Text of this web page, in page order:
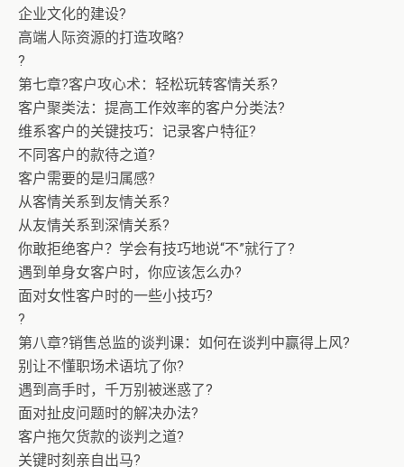
企业文化的建设?
高端人际资源的打造攻略?
?
第七章?客户攻心术：轻松玩转客情关系?
客户聚类法：提高工作效率的客户分类法?
维系客户的关键技巧：记录客户特征?
不同客户的款待之道?
客户需要的是归属感?
从客情关系到友情关系?
从友情关系到深情关系?
你敢拒绝客户？学会有技巧地说“不”就行了?
遇到单身女客户时，你应该怎么办?
面对女性客户时的一些小技巧?
?
第八章?销售总监的谈判课：如何在谈判中赢得上风?
别让不懂职场术语坑了你?
遇到高手时，千万别被迷惑了?
面对扯皮问题时的解决办法?
客户拖欠货款的谈判之道?
关键时刻亲自出马?